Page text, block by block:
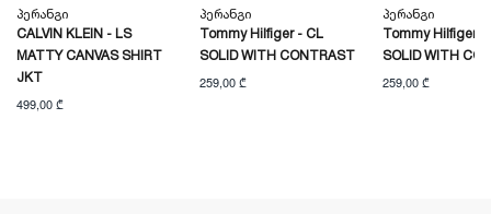
Პერანგი
CALVIN KLEIN - LS
MATTY CANVAS SHIRT
JKT
499,00 ₾
Პერანგი
Tommy Hilfiger - CL
SOLID WITH CONTRAST
259,00 ₾
Პერანგი
Tommy Hilfiger -
SOLID WITH
259,00 ₾